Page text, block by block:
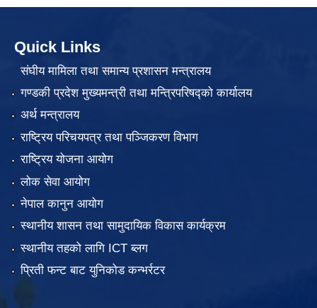
Quick Links
संघीय मामिला तथा समान्य प्रशासन मन्त्रालय
गण्डकी प्रदेश मुख्यमन्त्री तथा मन्त्रिपरिषद्को कार्यालय
अर्थ मन्त्रालय
राष्ट्रिय परिचयपत्र तथा पञ्जिकरण विभाग
राष्ट्रिय योजना आयोग
लोक सेवा आयोग
नेपाल कानुन आयोग
स्थानीय शासन तथा सामुदायिक विकास कार्यक्रम
स्थानीय तहको लागि ICT ब्लग
प्रिती फन्ट बाट युनिकोड कन्भर्रटर